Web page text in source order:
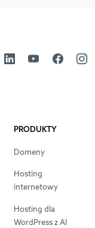
PRODUKTY
Domeny
Hosting
internetowy
Hosting dla
WordPress z AI